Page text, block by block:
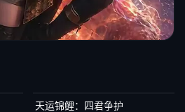
完结
天运锦鲤：四君争护